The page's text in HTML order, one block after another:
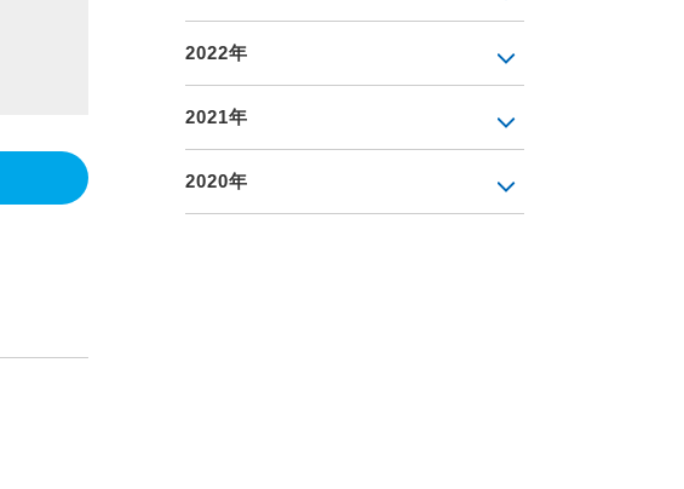
2022年
2021年
2020年